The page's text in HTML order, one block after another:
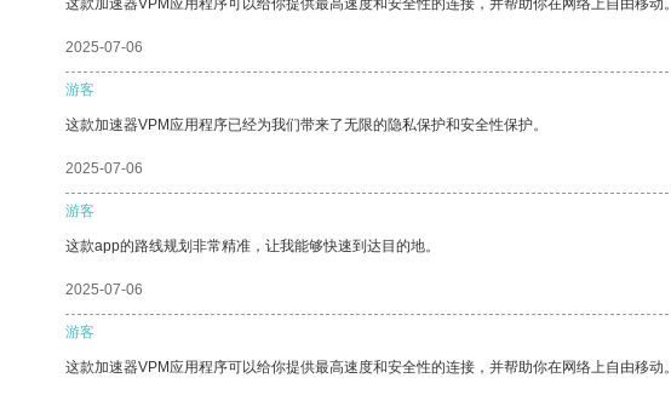
这款加速器VPM应用程序可以给你提供最高速度和安全性的连接，并帮助你在网络上自由移动。
2025-07-06
游客
这款加速器VPM应用程序已经为我们带来了无限的隐私保护和安全性保护。
2025-07-06
游客
这款app的路线规划非常精准，让我能够快速到达目的地。
2025-07-06
游客
这款加速器VPM应用程序可以给你提供最高速度和安全性的连接，并帮助你在网络上自由移动。